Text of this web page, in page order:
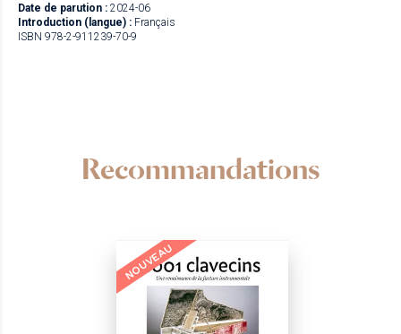
Date de parution : 2024-06
Introduction (langue) : Français
ISBN 978-2-911239-70-9
Recommandations
NOUVEAU